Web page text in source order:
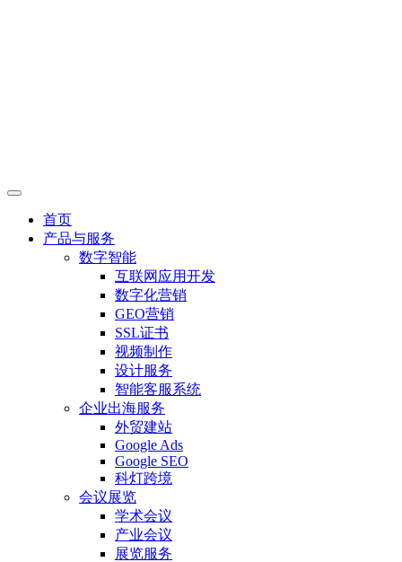
首页
产品与服务
数字智能
互联网应用开发
数字化营销
GEO营销
SSL证书
视频制作
设计服务
智能客服系统
企业出海服务
外贸建站
Google Ads
Google SEO
科灯跨境
会议展览
学术会议
产业会议
展览服务